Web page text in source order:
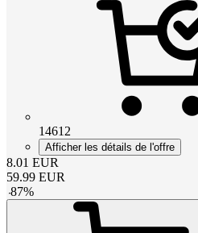
14612
Afficher les détails de l'offre
8.01 EUR
59.99 EUR
-87%